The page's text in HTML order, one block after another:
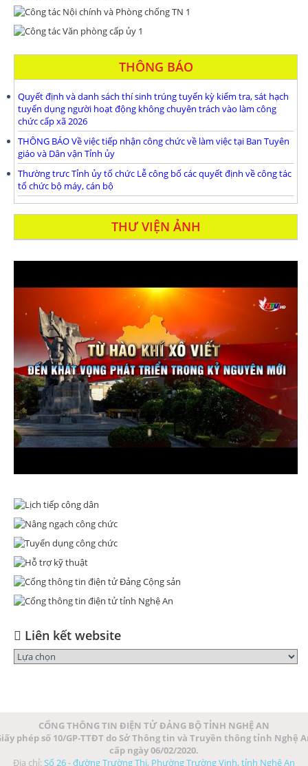
THÔNG BÁO
Quyết định và danh sách thí sinh trúng tuyển kỳ kiểm tra, sát hạch
tuyển dụng người hoạt động không chuyên trách vào làm công
chức cấp xã 2026
THÔNG BÁO Về việc tiếp nhận công chức về làm việc tại Ban Tuyên
giáo và Dân vận Tỉnh ủy
Thường trưc Tỉnh ủy tổ chức Lễ công bố các quyết định về công tác
tổ chức bộ máy, cán bộ
THƯ VIỆN ẢNH
Liên kết website
CỔNG THÔNG TIN ĐIỆN TỬ ĐẢNG BỘ TỈNH NGHỆ AN
phép số 10/GP-TTĐT do Sở Thông tin và Truyền thông tỉnh Nghệ
cấp ngày 06/02/2020.
Địa chỉ: Số 26 - đường Trường Thi, Phường Trường Vinh, tỉnh Nghệ An